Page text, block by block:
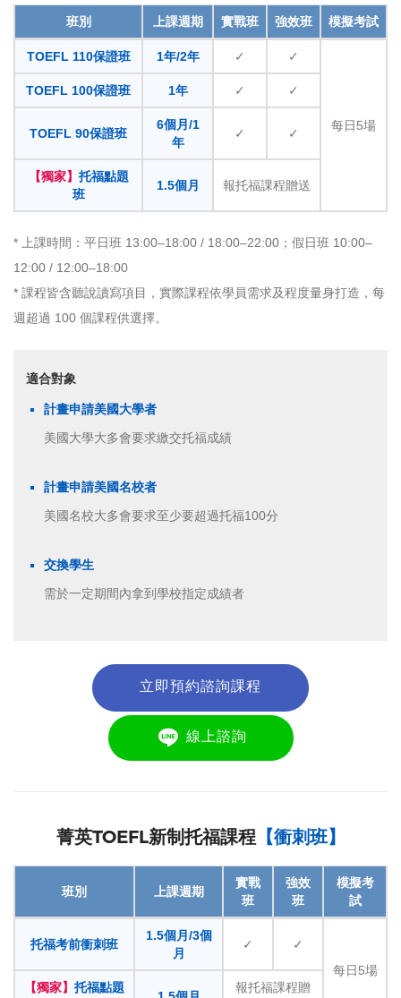
班別 上課週期 實戰班 強效班 模擬考試
TOEFL 110保證班 1年/2年 ✓ ✓
每日5場
TOEFL 100保證班 1年 ✓ ✓
TOEFL 90保證班
6個月/1
年
✓ ✓
【獨家】 托福點題
班
1.5個月 報托福課程贈送
* 上課時間：平日班 13:00–18:00 / 18:00–22:00；假日班 10:00–
12:00 / 12:00–18:00
* 課程皆含聽說讀寫項目，實際課程依學員需求及程度量身打造，每
週超過 100 個課程供選擇。
適合對象
計畫申請美國大學者
美國大學大多會要求繳交托福成績
計畫申請美國名校者
美國名校大多會要求至少要超過托福100分
交換學生
需於一定期間內拿到學校指定成績者
立即預約諮詢課程
線上諮詢
菁英TOEFL新制托福課程【衝刺班】
班別 上課週期
實戰
班
強效
班
模擬考
試
托福考前衝刺班
1.5個月/3個
月
✓
✓
每日5場
【獨家】 托福點題 報托福課程贈